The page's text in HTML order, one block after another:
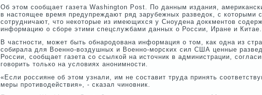
Об этом сообщает газета Washington Post. По данным издания,
в настоящее время предупреждают ряд зарубежных разведок, с которыми
сотрудничают, что некоторые из имеющихся у Сноудена доккментов
информацию о сборе этими спецслужбами данных о России, Иране и Китае.
В частности, может быть обнародована информация о том, как одна из
собирала для Военно-воздушных и Военно-морских сил США ценные
России, сообщает газета со ссылкой на источник в администрации,
говорить только на условиях анонимности.
«Если россияне об этом узнали, им не составит труда принять
меры противодействия», - сказал чиновник.